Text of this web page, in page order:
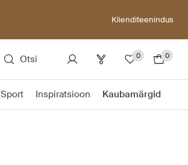
Klienditeenindus
Otsi 0 0
Sport Inspiratsioon Kaubamärgid